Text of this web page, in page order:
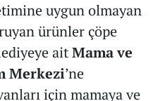
uygun olmayan
ürünler çöpe
aitMama ve
Merkezi’ne
için mamaya ve